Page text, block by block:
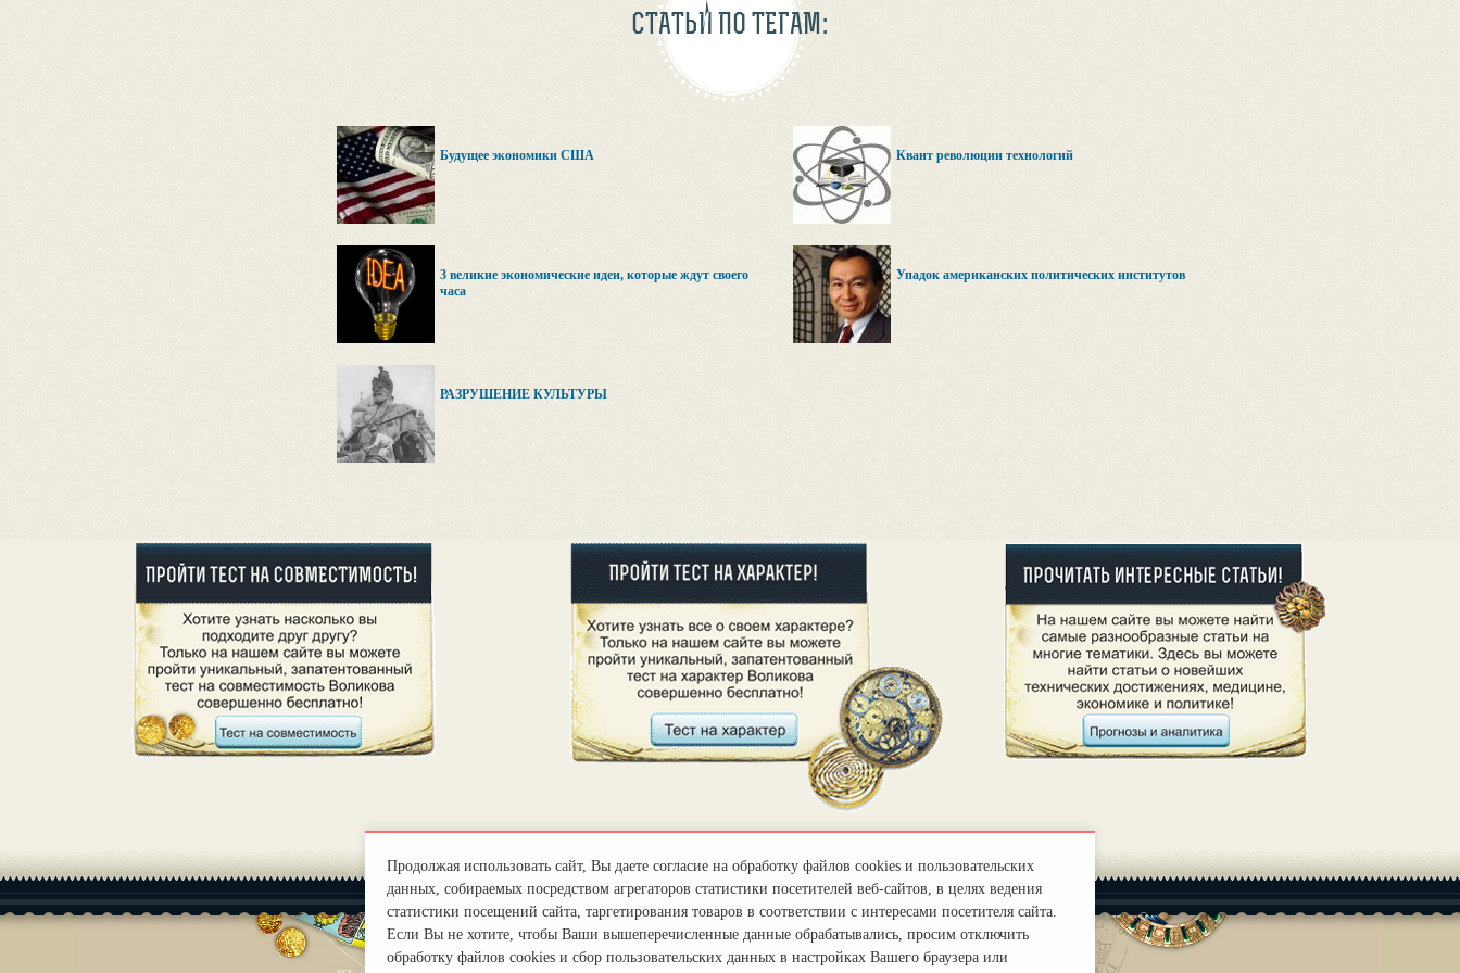
СТАТЬИ ПО ТЕГАМ:
Будущее экономики США Квант революции технологий
3 великие экономические идеи, которые ждут своего
часа
Упадок американских политических институтов
РАЗРУШЕНИЕ КУЛЬТУРЫ
Продолжая использовать сайт, Вы даете согласие на обработку файлов cookies и пользовательских
данных, собираемых посредством агрегаторов статистики посетителей веб-сайтов, в целях ведения
статистики посещений сайта, таргетирования товаров в соответствии с интересами посетителя сайта.
Если Вы не хотите, чтобы Ваши вышеперечисленные данные обрабатывались, просим отключить
обработку файлов cookies и сбор пользовательских данных в настройках Вашего браузера или